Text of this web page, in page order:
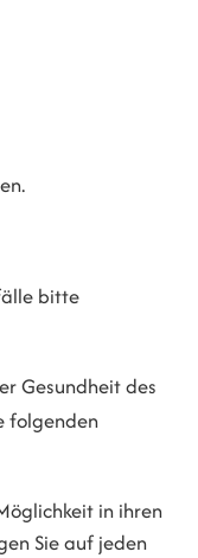
bitte
Gesundheit des
folgenden
in ihren
Sie auf jeden